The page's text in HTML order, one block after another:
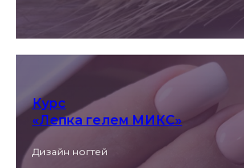
Курс
«Лепка гелем МИКС»
Дизайн ногтей